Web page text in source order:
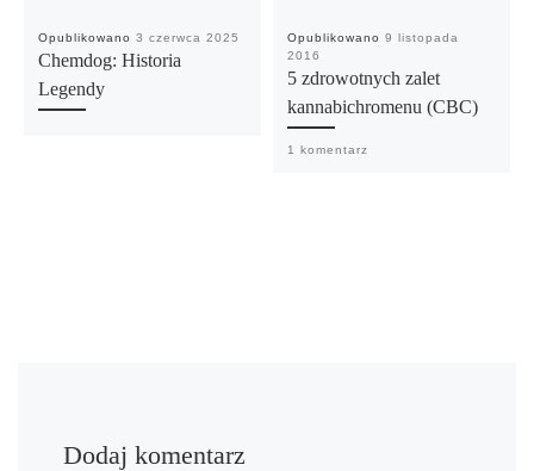
Opublikowano 3 czerwca 2025
Chemdog: Historia
Legendy
Opublikowano 9 listopada
2016
5 zdrowotnych zalet
kannabichromenu (CBC)
1 komentarz
Dodaj komentarz